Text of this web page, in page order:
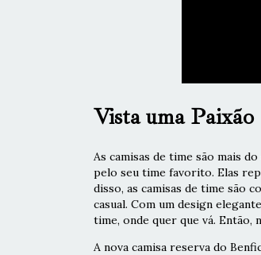
Vista uma Paixão
As camisas de time são mais
pelo seu time favorito. Elas
disso, as camisas de time são
casual. Com um design
time, onde quer que vá. Então,
A nova camisa reserva do